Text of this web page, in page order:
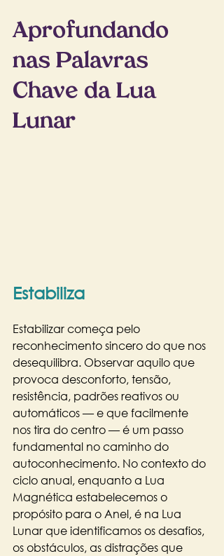
Aprofundando
nas Palavras
Chave da Lua
Lunar
Estabiliza
Estabilizar começa pelo
reconhecimento sincero do que nos
desequilibra. Observar aquilo que
provoca desconforto, tensão,
resistência, padrões reativos ou
automáticos — e que facilmente
nos tira do centro — é um passo
fundamental no caminho do
autoconhecimento. No contexto do
ciclo anual, enquanto a Lua
Magnética estabelecemos o
propósito para o Anel, é na Lua
Lunar que identificamos os desafios,
os obstáculos, as distrações que